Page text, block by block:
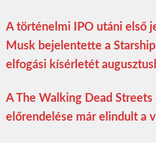
A történelmi IPO utáni első
Musk bejelentette a
elfogási kísérletét
A The Walking Dead Streets
előrendelése már elindult a